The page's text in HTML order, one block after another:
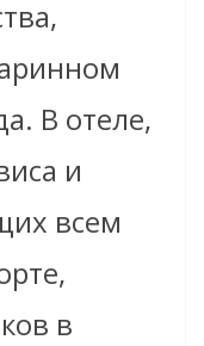
В отеле,
и
всем
в